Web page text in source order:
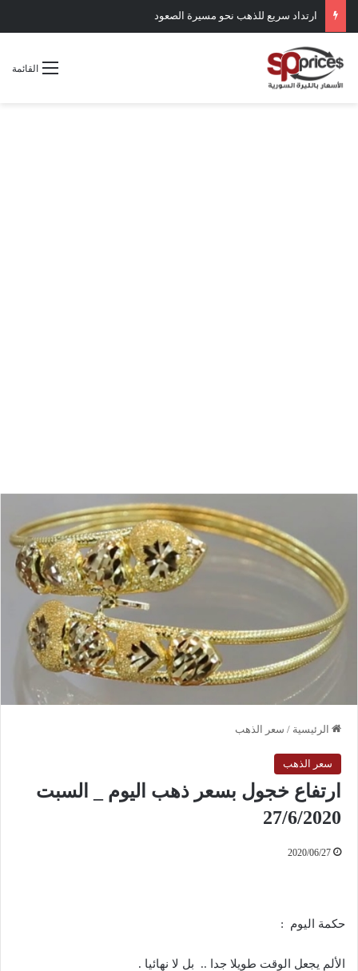
ارتداد سريع للذهب نحو مسيرة الصعود
القائمة
الرئيسية / سعر الذهب
سعر الذهب
ارتفاع خجول بسعر ذهب اليوم _ السبت
27/6/2020
2020/06/27
حكمة اليوم :
الألم يجعل الوقت طويلا جدا .. بل لا نهائيا .